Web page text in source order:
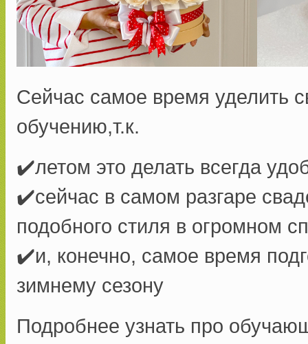
Сейчас самое время уделить
обучению,т.к.
✔️летом это делать всегда
✔️сейчас в самом разгаре
подобного стиля в огромном
✔️и, конечно, самое время
зимнему сезону
Подробнее узнать про